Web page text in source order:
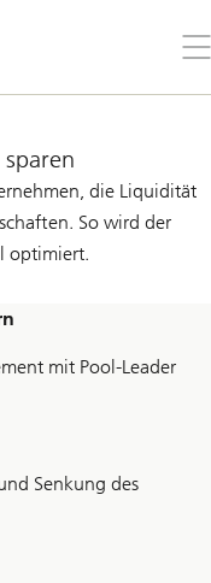
Sie
die Liquidität
So wird der
optimiert.
mit Pool-Leader
Senkung des